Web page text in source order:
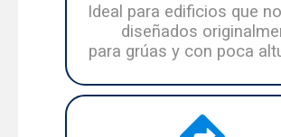
Ideal para edificios que
diseñados
para grúas y con poca